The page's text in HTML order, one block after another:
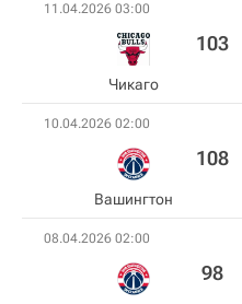
11.04.2026 03:00
Чикаго
103
10.04.2026 02:00
Вашингтон
108
08.04.2026 02:00
98